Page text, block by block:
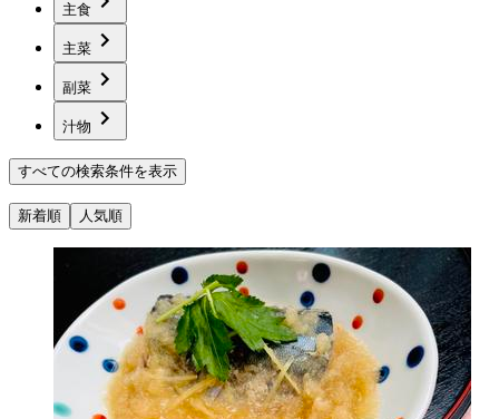
主食
主菜
副菜
汁物
すべての検索条件を表示
新着順 人気順